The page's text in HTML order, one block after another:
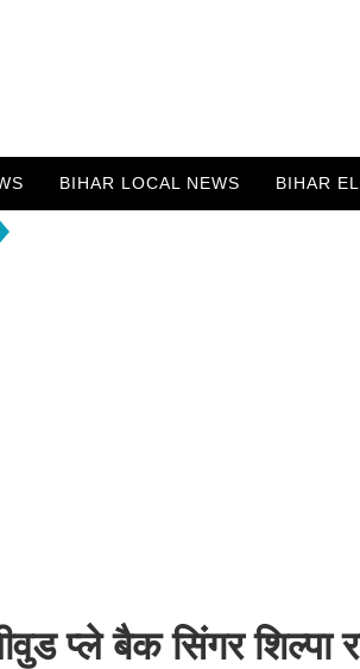
BIHAR LOCAL NEWS BIHAR
प्ले बैक सिंगर शिल्पा